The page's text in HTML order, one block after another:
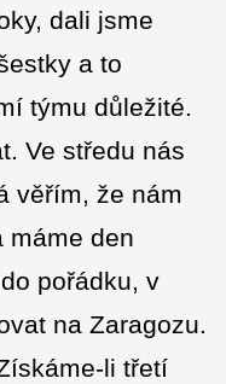
dali jsme
a to
týmu důležité.
Ve středu nás
věřím, že nám
máme den
pořádku, v
na Zaragozu.
li třetí